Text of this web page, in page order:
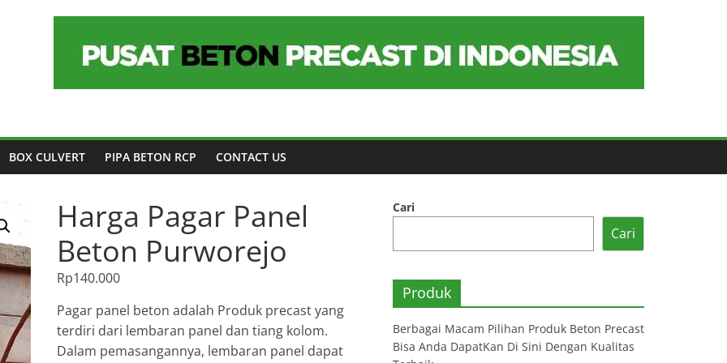
BOX CULVERT PIPA BETON RCP CONTACT US
Harga Pagar Panel
Beton Purworejo
Rp140.000
Pagar panel beton adalah Produk precast yang
terdiri dari lembaran panel dan tiang kolom.
Dalam pemasangannya, lembaran panel dapat
Cari
Cari
Produk
Berbagai Macam Pilihan Produk Beton Precast
Bisa Anda DapatKan Di Sini Dengan Kualitas